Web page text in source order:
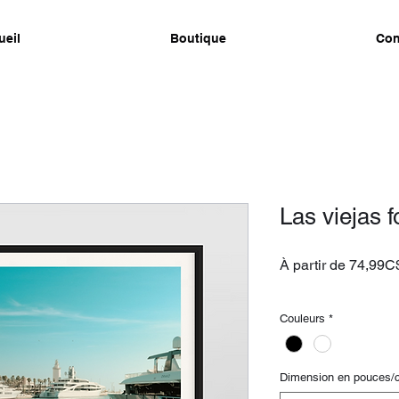
Boutique
Las viejas
À partir de
Couleurs *
Dimension en pouces/